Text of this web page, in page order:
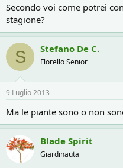
Secondo voi come potrei
stagione?
S Stefano De C.
Florello Senior
9 Luglio 2013
Ma le piante sono o non
Blade Spirit
Giardinauta